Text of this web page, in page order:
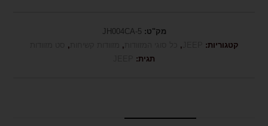
מק"ט: JH004CA-5
קטגוריות:
,
,
,
תגית: